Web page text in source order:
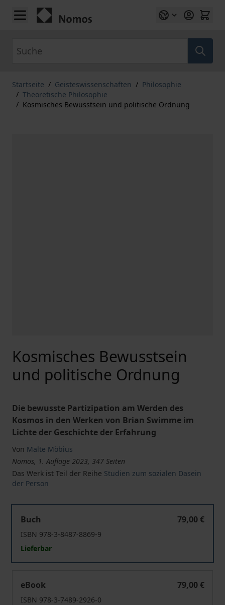
Zum Inhalt springen
Startseite / Geisteswissenschaften / Philosophie
/ Theoretische Philosophie
/ Kosmisches Bewusstsein und politische Ordnung
Kosmisches Bewusstsein
und politische Ordnung
Die bewusste Partizipation am Werden des
Kosmos in den Werken von Brian Swimme im
Lichte der Geschichte der Erfahrung
Von Malte Möbius
Nomos, 1. Auflage 2023, 347 Seiten
Das Werk ist Teil der Reihe Studien zum sozialen Dasein
der Person
Buch
79,00 €
ISBN 978-3-8487-8869-9
Lieferbar
eBook
79,00 €
ISBN 978-3-7489-2926-0